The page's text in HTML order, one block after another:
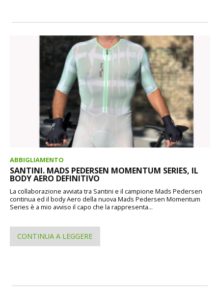
ABBIGLIAMENTO
SANTINI. MADS PEDERSEN MOMENTUM SERIES, IL
BODY AERO DEFINITIVO
La collaborazione avviata tra Santini e il campione Mads Pedersen
continua ed il body Aero della nuova Mads Pedersen Momentum
Series è a mio avviso il capo che la rappresenta...
CONTINUA A LEGGERE